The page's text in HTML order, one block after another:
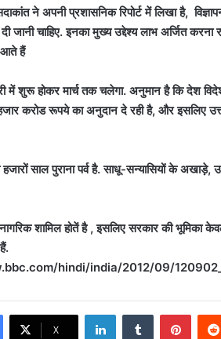
ने अपनी प्रशासनिक रिपोर्ट में लिखा है, 
चाहिए. इनका मुख्य उद्देश्य लाभ अर्जित करना
हैं
में शुरू होकर मार्च तक चलेगा. अनुमान है कि देश
करोड रूपये का अनुदान दे रही है, और इसलिए
हजारों साल पुराना पर्व है. साधू-सन्यासियों के
शामिल होतें है , इसलिए सरकार की भूमिका
hindi/india/2012/09/
X
LinkedInTumblr